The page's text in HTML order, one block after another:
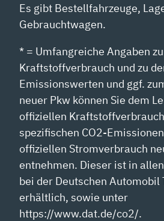
Es gibt Bestellfahrzeuge,
Gebrauchtwagen.
* = Umfangreiche Angaben
Kraftstoffverbrauch und zu
Emissionswerten und ggf.
neuer Pkw können Sie dem
offiziellen
spezifischen CO2-
offiziellen Stromverbrauch
entnehmen. Dieser ist in
bei der Deutschen Automobil
erhältlich, sowie unter
https://www.dat.de/co2/.